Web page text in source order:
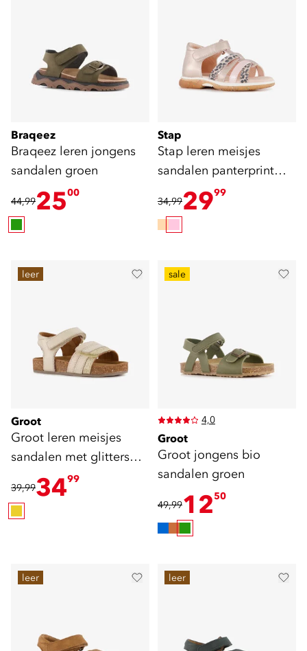
Braqeez
Braqeez leren jongens
sandalen groen
44,992500
Stap
Stap leren meisjes
sandalen panterprint
34,992999
leer
Groot
Groot leren meisjes
sandalen met glitters
goud beige
39,993499
sale
4,0
Groot
Groot jongens bio
sandalen groen
49,991250
leer leer